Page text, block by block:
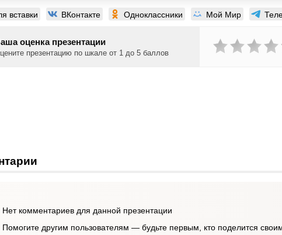
вставки ВКонтакте Одноклассники Мой Мир
оценка презентации
презентацию по шкале от 1 до 5 баллов
Нет комментариев для данной презентации
Помогите другим пользователям — будьте первым, кто поделится